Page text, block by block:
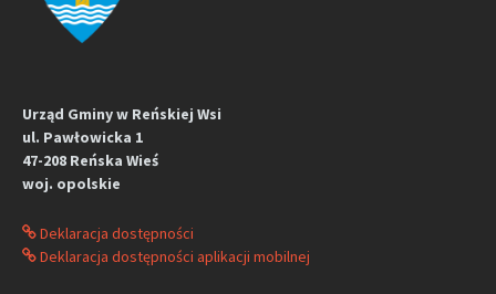
Urząd Gminy w Reńskiej Wsi
ul. Pawłowicka 1
47-208 Reńska Wieś
woj. opolskie
Deklaracja dostępności
Deklaracja dostępności aplikacji mobilnej